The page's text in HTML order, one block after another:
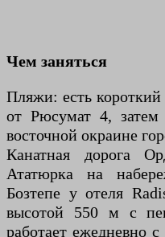
Чем заняться
Пляжи: есть короткий
от Рюсумат 4, затем
восточной окраине
Канатная дорога
Ататюрка на
Бозтепе у отеля
высотой 550 м с
работает ежедневно